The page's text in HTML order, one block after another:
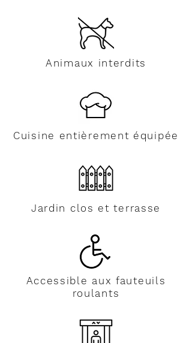
Animaux interdits
Cuisine entièrement équipée
Jardin clos et terrasse
Accessible aux fauteuils
roulants